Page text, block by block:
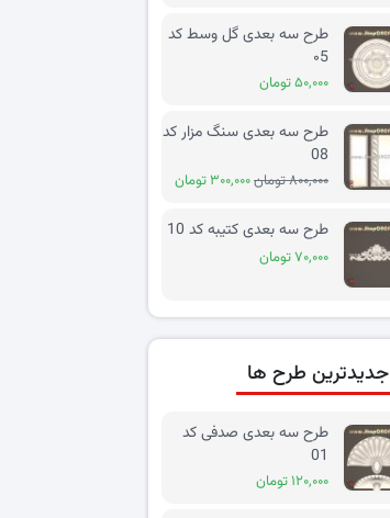
طرح سه بعدی گل وسط کد
۰5
۵۰,۰۰۰ تومان
طرح سه بعدی سنگ مزار کد
08
۸۰۰,۰۰۰ تومان ۳۰۰,۰۰۰ تومان
طرح سه بعدی کتیبه کد 10
۷۰,۰۰۰ تومان
جدیدترین طرح ها
طرح سه بعدی صدفی کد
01
۱۲۰,۰۰۰ تومان